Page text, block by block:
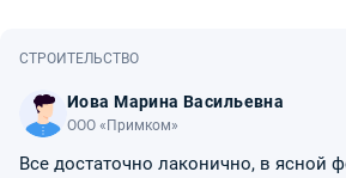
СТРОИТЕЛЬСТВО
Иова Марина Васильевна
ООО «Примком»
Все достаточно лаконично, в ясной